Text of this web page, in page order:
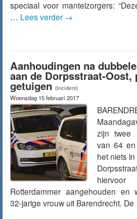
speciaal voor mantelzorgers:
… Lees verder →
Aanhoudingen na
aan de Dorpsstraat-
getuigen (Incident)
Woensdag 15 februari 2017
zijn twee
van 64
het niets
Rotterdammer aangehouden en
32-jarige vrouw uit Barendrecht.